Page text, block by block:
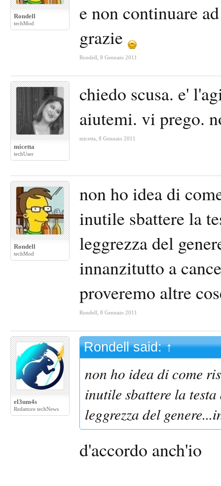
Rondell
techMod
e non continuare
grazie
Rondell 8 Gennaio 2011
micetta
techUser
chiedo scusa. e'
aiutemi. vi prego.
micetta 8 Gennaio 2011
Rondell
techMod
non ho idea di
inutile sbattere la
leggrezza del
innanzitutto a
proveremo altre
Rondell 8 Gennaio 2011
el3um4s
Redattore techNews
Rondell said:↑
non ho idea di come
inutile sbattere la
leggrezza del
d'accordo anch'io